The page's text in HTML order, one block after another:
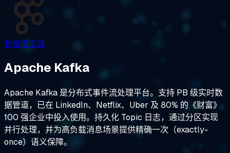
数据库工具
Apache Kafka
Apache Kafka 是分布式事件流处理平台。支持 PB 级实时数
据管道，已在 LinkedIn、Netflix、Uber 及 80% 的《财富》
100 强企业中投入使用。持久化 Topic 日志，通过分区实现
并行处理，并为高负载消息场景提供精确一次（exactly-
once）语义保障。